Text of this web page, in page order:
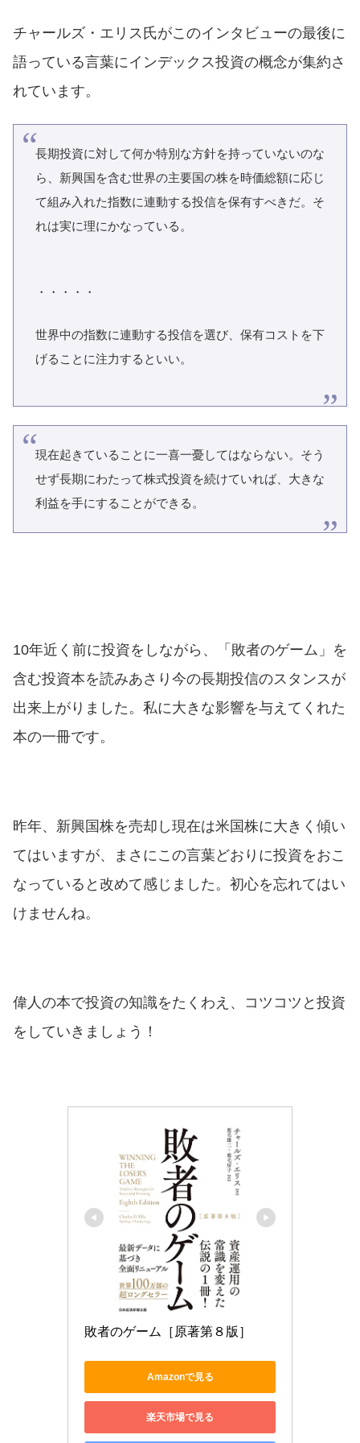
チャールズ・エリス氏がこのインタビューの最後に
語っている言葉にインデックス投資の概念が集約さ
れています。
長期投資に対して何か特別な方針を持っていないのな
ら、新興国を含む世界の主要国の株を時価総額に応じ
て組み入れた指数に連動する投信を保有すべきだ。そ
れは実に理にかなっている。
・・・・・
世界中の指数に連動する投信を選び、保有コストを下
げることに注力するといい。
現在起きていることに一喜一憂してはならない。そう
せず長期にわたって株式投資を続けていれば、大きな
利益を手にすることができる。
10年近く前に投資をしながら、「敗者のゲーム」を
含む投資本を読みあさり今の長期投信のスタンスが
出来上がりました。私に大きな影響を与えてくれた
本の一冊です。
昨年、新興国株を売却し現在は米国株に大きく傾い
てはいますが、まさにこの言葉どおりに投資をおこ
なっていると改めて感じました。初心を忘れてはい
けませんね。
偉人の本で投資の知識をたくわえ、コツコツと投資
をしていきましょう！
敗者のゲーム［原著第８版］
Amazonで見る
楽天市場で見る